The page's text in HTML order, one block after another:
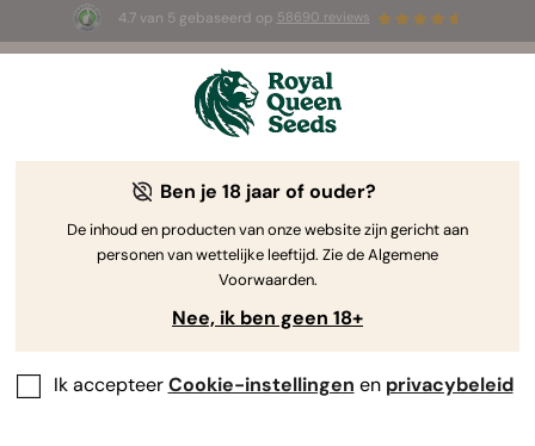
4.7 van 5 gebaseerd op 58690 reviews
☀️ Summer Sales: tot wel 50% korting
op geselecteerde producten! ⏤
The RQS Blog
Cannabis Lifestyle Blogs
Ben je 18 jaar of ouder?
De inhoud en producten van onze website zijn gericht aan
personen van wettelijke leeftijd. Zie de Algemene
Voorwaarden.
Nee, ik ben geen 18+
Ik accepteerCookie-instellingen en privacybeleid